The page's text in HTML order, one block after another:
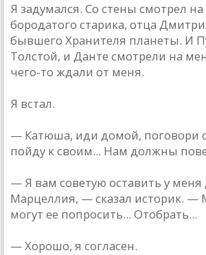
Я задумался. Со стены смотрел
бородатого старика, отца
бывшего Хранителя планеты. И
Толстой, и Данте смотрели на
чего-то ждали от меня.
Я встал.
— Катюша, иди домой, поговори
пойду к своим... Нам должны
— Я вам советую оставить у меня
Марцеллия, — сказал историк. —
могут ее попросить... Отобрать...
— Хорошо, я согласен.